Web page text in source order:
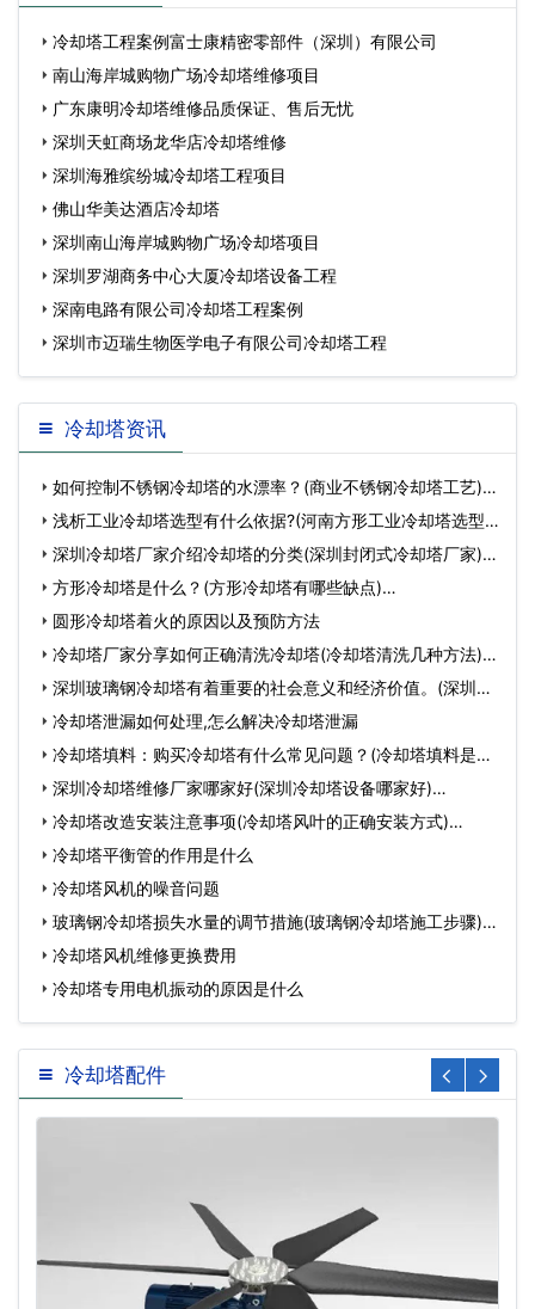
案例… 公司
冷却塔工程案例富士康精密零部件（深圳）有限公司
南山海岸城购物广场冷却塔维修项目
广东康明冷却塔维修品质保证、售后无忧
深圳天虹商场龙华店冷却塔维修
深圳海雅缤纷城冷却塔工程项目
佛山华美达酒店冷却塔
深圳南山海岸城购物广场冷却塔项目
深圳罗湖商务中心大厦冷却塔设备工程
深南电路有限公司冷却塔工程案例
深圳市迈瑞生物医学电子有限公司冷却塔工程
冷却塔资讯
如何控制不锈钢冷却塔的水漂率？(商业不锈钢冷却塔工艺)…
浅析工业冷却塔选型有什么依据?(河南方形工业冷却塔选型)
… 深圳冷却塔厂家介绍冷却塔的分类(深圳封闭式冷却塔厂家)…
方形冷却塔是什么？(方形冷却塔有哪些缺点)…
圆形冷却塔着火的原因以及预防方法
冷却塔厂家分享如何正确清洗冷却塔(冷却塔清洗几种方法)…
深圳玻璃钢冷却塔有着重要的社会意义和经济价值。(深圳玻
璃…冷却塔泄漏如何处理,怎么解决冷却塔泄漏
冷却塔填料：购买冷却塔有什么常见问题？(冷却塔填料是怎
么生产…
深圳冷却塔维修厂家哪家好(深圳冷却塔设备哪家好)…
冷却塔改造安装注意事项(冷却塔风叶的正确安装方式)…
冷却塔平衡管的作用是什么
冷却塔风机的噪音问题
玻璃钢冷却塔损失水量的调节措施(玻璃钢冷却塔施工步骤)…
冷却塔风机维修更换费用
冷却塔专用电机振动的原因是什么
冷却塔配件